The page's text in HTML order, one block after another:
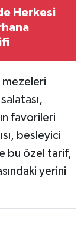
Herkesi
mezeleri
favorileri
besleyici
bu özel tarif,
yerini